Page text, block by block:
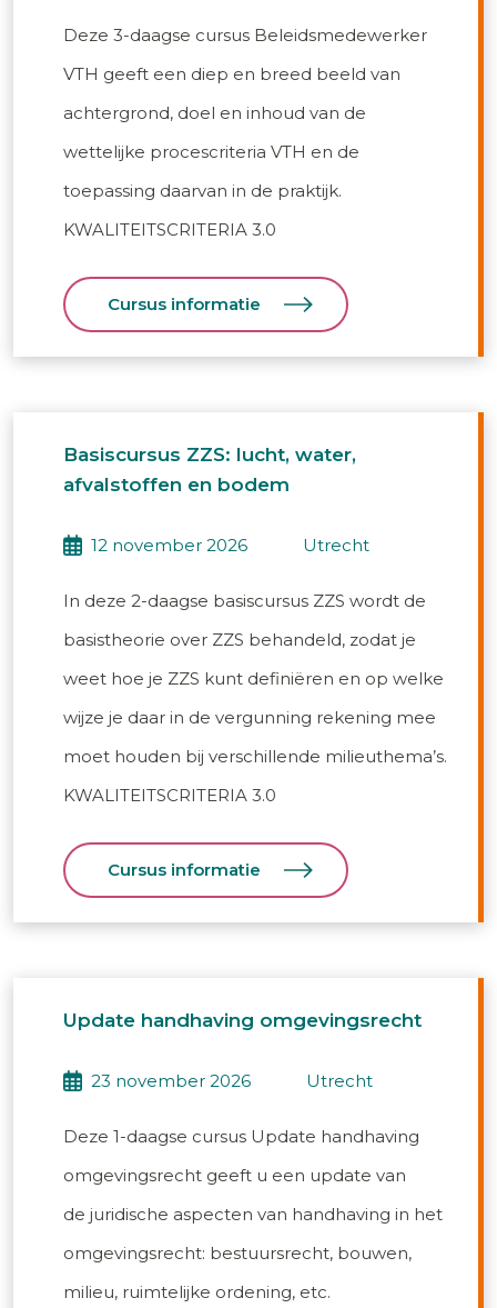
Deze 3-daagse cursus Beleidsmedewerker
VTH geeft een diep en breed beeld van
achtergrond, doel en inhoud van de
wettelijke procescriteria VTH en de
toepassing daarvan in de praktijk.
KWALITEITSCRITERIA 3.0
Cursus informatie
Basiscursus ZZS: lucht, water,
afvalstoffen en bodem
12 november 2026 utrecht
In deze 2-daagse basiscursus ZZS wordt de
basistheorie over ZZS behandeld, zodat je
weet hoe je ZZS kunt definiëren en op welke
wijze je daar in de vergunning rekening mee
moet houden bij verschillende milieuthema’s.
KWALITEITSCRITERIA 3.0
Cursus informatie
Update handhaving omgevingsrecht
23 november 2026 utrecht
Deze 1-daagse cursus Update handhaving
omgevingsrecht geeft u een update van
de juridische aspecten van handhaving in het
omgevingsrecht: bestuursrecht, bouwen,
milieu, ruimtelijke ordening, etc.